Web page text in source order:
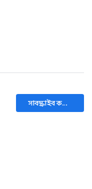
সাবস্ক্রাইব করুন